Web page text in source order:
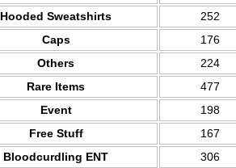
Hooded Sweatshirts
252
Caps
176
Others
224
Rare Items
477
Event
198
Free Stuff
167
Bloodcurdling ENT
306